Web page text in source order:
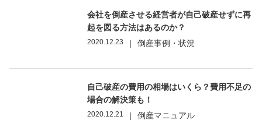
会社を倒産させる経営者が自己破産せずに再
起を図る方法はあるのか？
2020.12.23 | 倒産事例・状況
自己破産の費用の相場はいくら？費用不足の
場合の解決策も！
2020.12.21 | 倒産マニュアル